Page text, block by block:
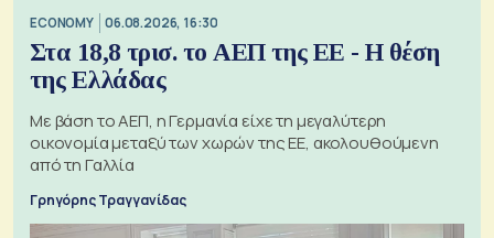
ECONOMY 06.08.2026, 16:30
Στα 18,8 τρισ. το ΑΕΠ της ΕΕ - Η θέση
της Ελλάδας
Με βάση το ΑΕΠ, η Γερμανία είχε τη μεγαλύτερη
οικονομία μεταξύ των χωρών της ΕΕ, ακολουθούμενη
από τη Γαλλία
Γρηγόρης Τραγγανίδας